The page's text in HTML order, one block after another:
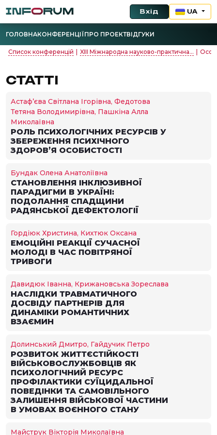
Вхід UA
ГОЛОВНАКОНФЕРЕНЦІЇПРО ПРОЕКТВІДГУКИ
Список конференцій XІІI Міжнародна науково-практична...
СТАТТІ
Астаф’єва Світлана Ігорівна, Федотова
Тетяна Володимирівна, Пашкіна Алла
Миколаївна
РОЛЬ ПСИХОЛОГІЧНИХ РЕСУРСІВ У
ЗБЕРЕЖЕННЯ ПСИХІЧНОГО
ЗДОРОВ’Я ОСОБИСТОСТІ
Бундак Олена Анатоліївна
СТАНОВЛЕННЯ ІНКЛЮЗИВНОЇ
ПАРАДИГМИ В УКРАЇНІ:
ПОДОЛАННЯ СПАДЩИНИ
РАДЯНСЬКОЇ ДЕФЕКТОЛОГІЇ
Гордіюк Христина, Кихтюк Оксана
ЕМОЦІЙНІ РЕАКЦІЇ СУЧАСНОЇ
МОЛОДІ В ЧАС ПОВІТРЯНОЇ
ТРИВОГИ
Давидюк Іванна, Крижановська Зореслава
НАСЛІДКИ ТРАВМАТИЧНОГО
ДОСВІДУ ПАРТНЕРІВ ДЛЯ
ДИНАМІКИ РОМАНТИЧНИХ
ВЗАЄМИН
Долинський Дмитро, Гайдучик Петро
РОЗВИТОК ЖИТТЄСТІЙКОСТІ
ВІЙСЬКОВОСЛУЖБОВЦІВ ЯК
ПСИХОЛОГІЧНИЙ РЕСУРС
ПРОФІЛАКТИКИ СУЇЦИДАЛЬНОЇ
ПОВЕДІНКИ ТА САМОВІЛЬНОГО
ЗАЛИШЕННЯ ВІЙСЬКОВОЇ ЧАСТИНИ
В УМОВАХ ВОЄННОГО СТАНУ
Майструк Вікторія Миколаївна